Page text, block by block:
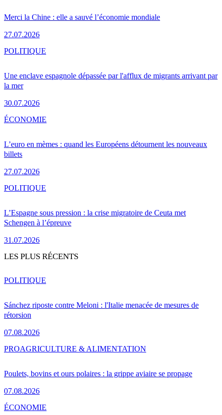
Merci la Chine : elle a sauvé l’économie mondiale
27.07.2026
Une enclave espagnole dépassée par l'afflux de migrants arrivant par
la mer
30.07.2026
POLITIQUE
L’euro en mèmes : quand les Européens détournent les nouveaux
billets
27.07.2026
ÉCONOMIE
L’Espagne sous pression : la crise migratoire de Ceuta met
Schengen à l’épreuve
31.07.2026
POLITIQUE
LES PLUS RÉCENTS
Sánchez riposte contre Meloni : l'Italie menacée de mesures de
rétorsion
07.08.2026
POLITIQUE
Poulets, bovins et ours polaires : la grippe aviaire se propage
07.08.2026
PROAGRICULTURE & ALIMENTATION
ÉCONOMIE